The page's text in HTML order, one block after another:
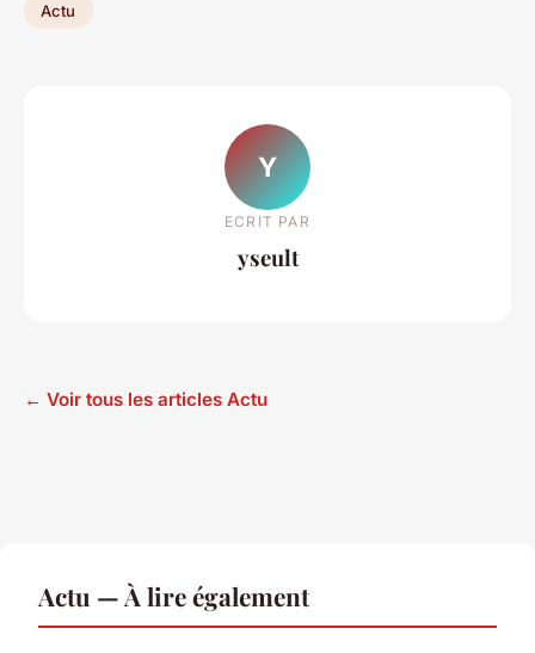
Actu
Y
ECRIT PAR
yseult
← Voir tous les articles Actu
Actu — À lire également